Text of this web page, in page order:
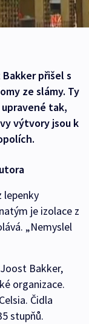
přišel s
ze slámy. Ty
tak,
výtvory jsou k
lepenky
je izolace z
„Nemyslel
Bakker,
organizace.
Čidla
stupňů.